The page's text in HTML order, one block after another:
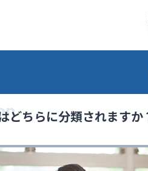
どちらに分類されますか